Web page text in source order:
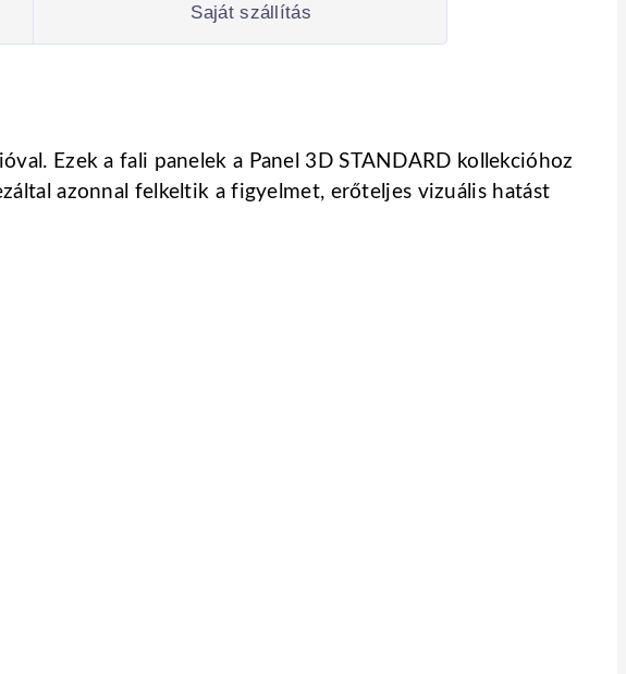
Saját szállítás
Ezek a fali panelek a Panel 3D STANDARD kollekcióhoz
azonnal felkeltik a figyelmet, erőteljes vizuális hatást